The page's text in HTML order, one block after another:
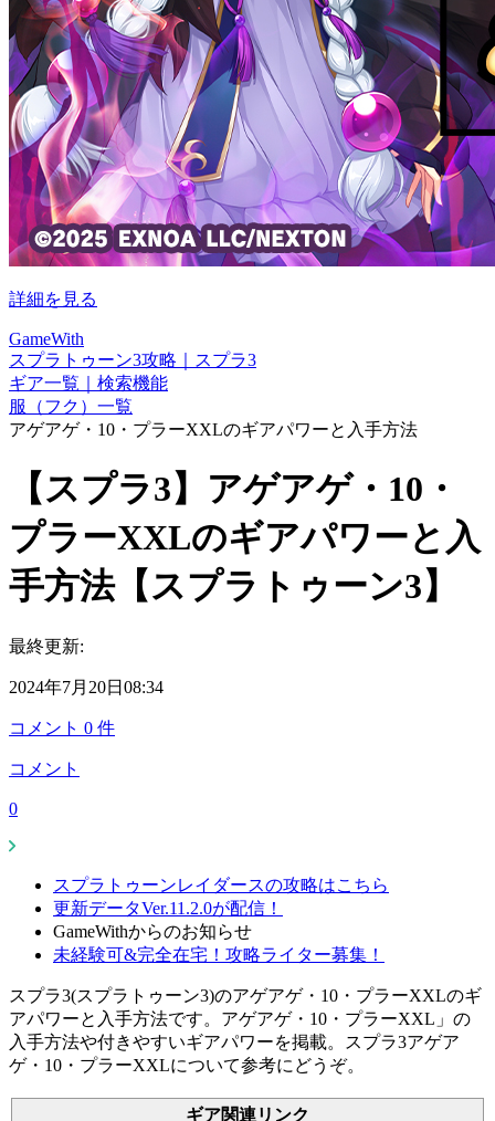
詳細を見る
GameWith
スプラトゥーン3攻略｜スプラ3
ギア一覧｜検索機能
服（フク）一覧
アゲアゲ・10・プラーXXLのギアパワーと入手方法
【スプラ3】アゲアゲ・10・
プラーXXLのギアパワーと入
手方法【スプラトゥーン3】
最終更新:
2024年7月20日08:34
コメント 0 件
コメント
0
スプラトゥーンレイダースの攻略はこちら
更新データVer.11.2.0が配信！
GameWithからのお知らせ
未経験可&完全在宅！攻略ライター募集！
スプラ3(スプラトゥーン3)のアゲアゲ・10・プラーXXLのギ
アパワーと入手方法です。アゲアゲ・10・プラーXXL」の
入手方法や付きやすいギアパワーを掲載。スプラ3アゲア
ゲ・10・プラーXXLについて参考にどうぞ。
ギア関連リンク